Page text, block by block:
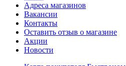
Адреса магазинов
Вакансии
Контакты
Оставить отзыв о магазине
Акции
Новости